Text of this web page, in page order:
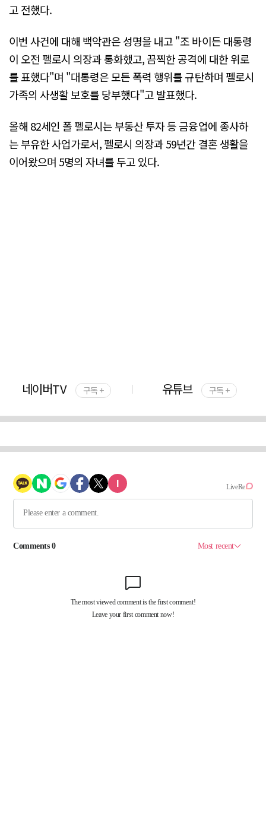
고 전했다.
이번 사건에 대해 백악관은 성명을 내고 "조 바이든 대통령
이 오전 펠로시 의장과 통화했고, 끔찍한 공격에 대한 위로
를 표했다"며 "대통령은 모든 폭력 행위를 규탄하며 펠로시
가족의 사생활 보호를 당부했다"고 발표했다.
올해 82세인 폴 펠로시는 부동산 투자 등 금융업에 종사하
는 부유한 사업가로서, 펠로시 의장과 59년간 결혼 생활을
이어왔으며 5명의 자녀를 두고 있다.
네이버TV 구독 + 유튜브 구독 +